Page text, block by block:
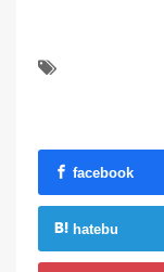
facebook
hatebu